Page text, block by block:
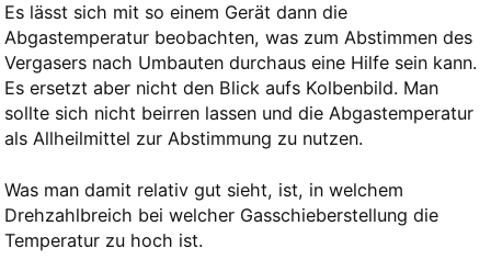
Es lässt sich mit so einem Gerät dann die
Abgastemperatur beobachten, was zum Abstimmen des
Vergasers nach Umbauten durchaus eine Hilfe sein kann.
Es ersetzt aber nicht den Blick aufs Kolbenbild. Man
sollte sich nicht beirren lassen und die Abgastemperatur
als Allheilmittel zur Abstimmung zu nutzen.
Was man damit relativ gut sieht, ist, in welchem
Drehzahlbreich bei welcher Gasschieberstellung die
Temperatur zu hoch ist.